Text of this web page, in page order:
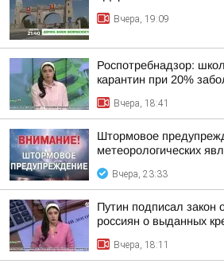
Вчера, 19:09
Роспотребнадзор:
карантин при 20%
Вчера, 18:41
Штормовое
метеорологических
Вчера, 23:33
Путин подписал закон
россиян о выданных
Вчера, 18:11